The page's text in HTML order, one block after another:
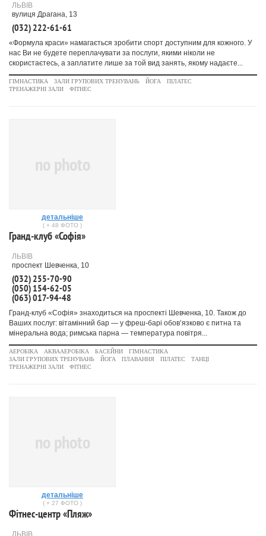
ЛЬВІВ
вулиця Драгана, 13
(032) 222-61-61
«Формула краси» намагається зробити спорт доступним для кожного. У
нас Ви не будете переплачувати за послуги, якими ніколи не
скористаєтесь, а заплатите лише за той вид занять, якому надаєте...
ГІМНАСТИКА ЗАЛИ ГРУПОВИХ ТРЕНУВАНЬ ЙОГА
ПІЛАТЕС
ТРЕНАЖЕРНІ ЗАЛИ
ФІТНЕС
no photo
детальніше
( + 48 ФОТО )
Гранд-клуб «Софія»
ЛЬВІВ
проспект Шевченка, 10
(032) 255-70-90
(050) 154-62-05
(063) 017-94-48
Гранд-клуб «Софія» знаходиться на проспекті Шевченка, 10. Також до
Ваших послуг: вітамінний бар — у фреш-барі обов’язково є питна та
мінеральна вода; римська парна — температура повітря...
АЕРОБІКА АКВААЕРОБІКА БАСЕЙНИ
ГІМНАСТИКА
ЗАЛИ ГРУПОВИХ ТРЕНУВАНЬ
ЙОГА ПЛАВАННЯ ПІЛАТЕС
ТАНЦІ
ТРЕНАЖЕРНІ ЗАЛИ
ФІТНЕС
no photo
детальніше
( + 27 ФОТО )
Фітнес-центр «Пляж»
ЛЬВІВ